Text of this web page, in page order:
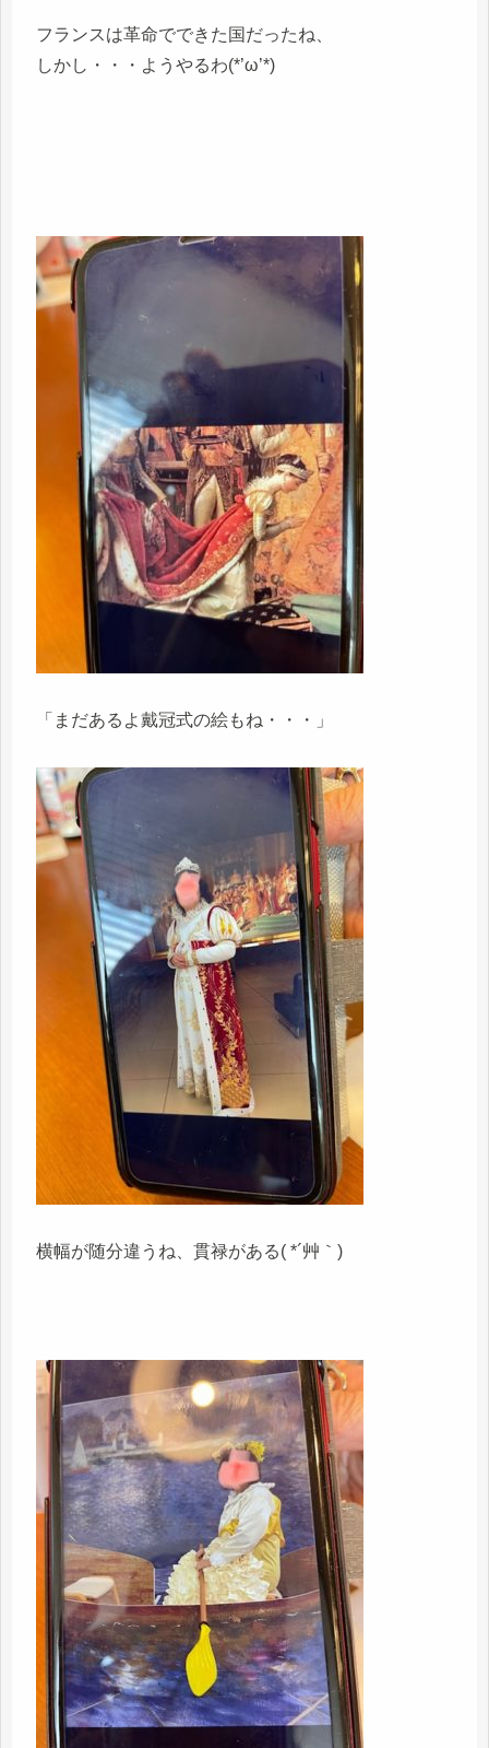
フランスは革命でできた国だったね、
しかし・・・ようやるわ(*’ω’*)
「まだあるよ戴冠式の絵もね・・・」
横幅が随分違うね、貫禄がある( *´艸｀)